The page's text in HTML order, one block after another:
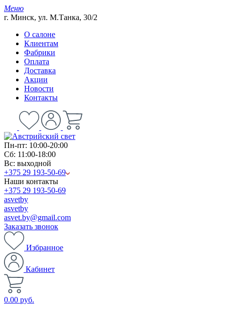
Меню
г. Минск, ул. М.Танка, 30/2
О салоне
Клиентам
Фабрики
Оплата
Доставка
Акции
Новости
Контакты
Пн-пт: 10:00-20:00
Сб: 11:00-18:00
Вс: выходной
+375 29 193-50-69
Наши контакты
+375 29 193-50-69
asvetby
asvetby
asvet.by@gmail.com
Заказать звонок
Избранное
Кабинет
0.00 руб.